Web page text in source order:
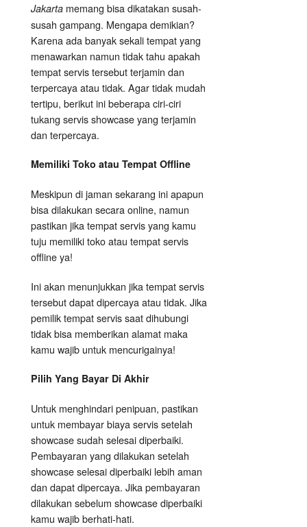
Jakarta memang bisa dikatakan susah-
susah gampang. Mengapa demikian?
Karena ada banyak sekali tempat yang
menawarkan namun tidak tahu apakah
tempat servis tersebut terjamin dan
terpercaya atau tidak. Agar tidak mudah
tertipu, berikut ini beberapa ciri-ciri
tukang servis showcase yang terjamin
dan terpercaya.
Memiliki Toko atau Tempat Offline
Meskipun di jaman sekarang ini apapun
bisa dilakukan secara online, namun
pastikan jika tempat servis yang kamu
tuju memiliki toko atau tempat servis
offline ya!
Ini akan menunjukkan jika tempat servis
tersebut dapat dipercaya atau tidak. Jika
pemilik tempat servis saat dihubungi
tidak bisa memberikan alamat maka
kamu wajib untuk mencurigainya!
Pilih Yang Bayar Di Akhir
Untuk menghindari penipuan, pastikan
untuk membayar biaya servis setelah
showcase sudah selesai diperbaiki.
Pembayaran yang dilakukan setelah
showcase selesai diperbaiki lebih aman
dan dapat dipercaya. Jika pembayaran
dilakukan sebelum showcase diperbaiki
kamu wajib berhati-hati.